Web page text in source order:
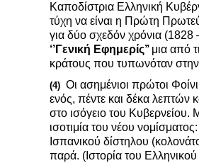
Καποδίστρια Ελληνική
τύχη να είναι η Πρώτη
για δύο σχεδόν χρόνια (1828
‘’Γενική Εφημερίς’’ μια από
κράτους που τυπωνόταν στην
(4) Οι ασημένιοι πρώτοι
ενός, πέντε και δέκα λεπτών
στο ισόγειο του
ισοτιμία του νέου
Ισπανικού δίστηλου
παρά. (Ιστορία του